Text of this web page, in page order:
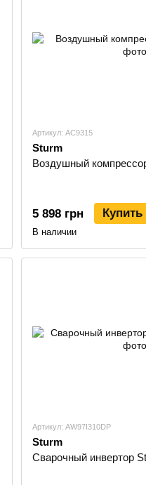
Артикул: AC9315
Sturm
Воздушный
5 898 грн Купить
В наличии
Артикул: AW97I310DP
Sturm
Сварочный инвертор